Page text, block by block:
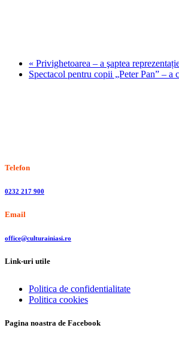
« Privighetoarea – a şaptea
Spectacol pentru copii „Peter Pan” – a
Telefon
0232 217 900
Email
office@culturainiasi.ro
Link-uri utile
Politica de confidentialitate
Politica cookies
Pagina noastra de Facebook